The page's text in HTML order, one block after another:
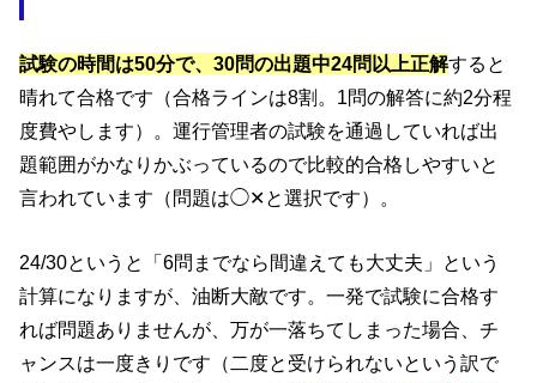
試験の時間は50分で、30問の出題中24問以上正解すると
晴れて合格です（合格ラインは8割。1問の解答に約2分程
度費やします）。運行管理者の試験を通過していれば出
題範囲がかなりかぶっているので比較的合格しやすいと
言われています（問題は◯✕と選択です）。
24/30というと「6問までなら間違えても大丈夫」という
計算になりますが、油断大敵です。一発で試験に合格す
れば問題ありませんが、万が一落ちてしまった場合、チ
ャンスは一度きりです（二度と受けられないという訳で